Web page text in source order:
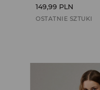
149,99 PLN
OSTATNIE SZTUKI